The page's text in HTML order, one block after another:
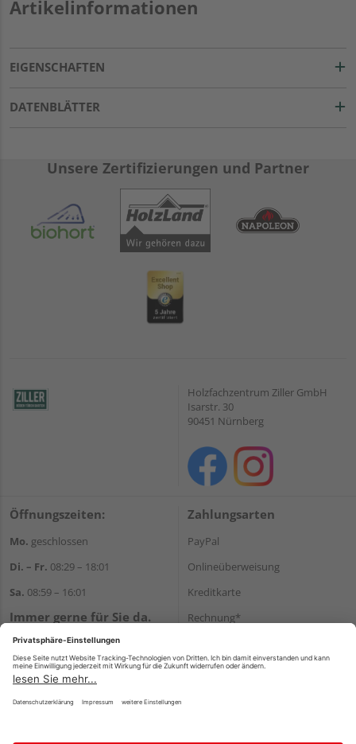
Artikelinformationen
EIGENSCHAFTEN
DATENBLÄTTER
Unsere Zertifizierungen und Partner
Holzfachzentrum Ziller GmbH
Isarstr. 30
90451 Nürnberg
Öffnungszeiten:
Mo. geschlossen
Di. – Fr. 08:29 – 18:01
Sa. 08:59 – 16:01
Immer gerne für Sie da.
E-Mail:kontakt@holzziller.de
Zahlungsarten
PayPal
Onlineüberweisung
Kreditkarte
Rechnung*
Versand
Impressum AGB Widerruf Datenschutz